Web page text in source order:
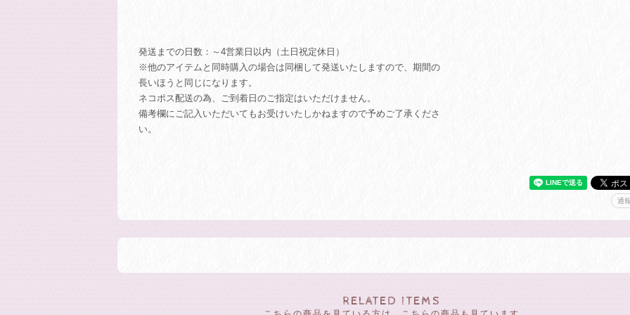
発送までの日数：～4営業日以内（土日祝定休日）
※他のアイテムと同時購入の場合は同梱して発送いたしますので、期間の
長いほうと同じになります。
ネコポス配送の為、ご到着日のご指定はいただけません。
備考欄にご記入いただいてもお受けいたしかねますので予めご了承くださ
い。
通
RELATED ITEMS